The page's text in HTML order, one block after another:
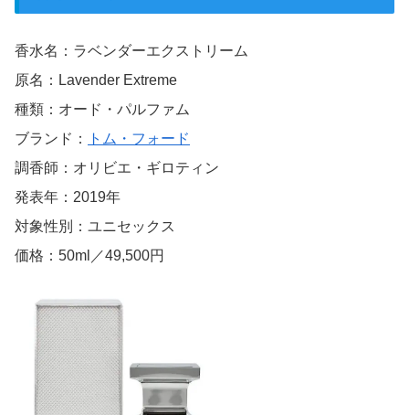
香水名：ラベンダーエクストリーム
原名：Lavender Extreme
種類：オード・パルファム
ブランド：
トム・フォード
調香師：オリビエ・ギロティン
発表年：2019年
対象性別：ユニセックス
価格：50ml／49,500円